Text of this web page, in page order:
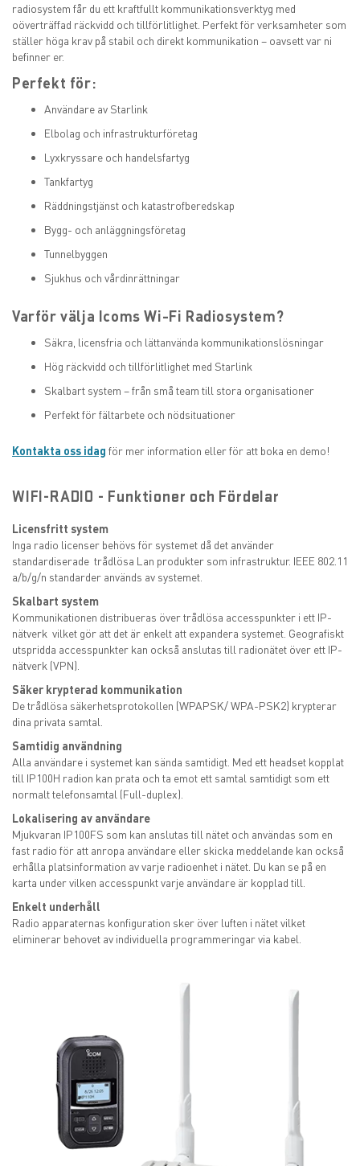
radiosystem får du ett kraftfullt kommunikationsverktyg med
oöverträffad räckvidd och tillförlitlighet. Perfekt för verksamheter som
ställer höga krav på stabil och direkt kommunikation – oavsett var ni
befinner er.
Perfekt för:
Användare av Starlink
Elbolag och infrastrukturföretag
Lyxkryssare och handelsfartyg
Tankfartyg
Räddningstjänst och katastrofberedskap
Bygg- och anläggningsföretag
Tunnelbyggen
Sjukhus och vårdinrättningar
Varför välja Icoms Wi-Fi Radiosystem?
Säkra, licensfria och lättanvända kommunikationslösningar
Hög räckvidd och tillförlitlighet med Starlink
Skalbart system – från små team till stora organisationer
Perfekt för fältarbete och nödsituationer
Kontakta oss idag för mer information eller för att boka en demo!
WIFI-RADIO - Funktioner och Fördelar
Licensfritt system
Inga radio licenser behövs för systemet då det använder
standardiserade trådlösa Lan produkter som infrastruktur. IEEE 802.11
a/b/g/n standarder används av systemet.
Skalbart system
Kommunikationen distribueras över trådlösa accesspunkter i ett IP-
nätverk vilket gör att det är enkelt att expandera systemet. Geografiskt
utspridda accesspunkter kan också anslutas till radionätet över ett IP-
nätverk (VPN).
Säker krypterad kommunikation
De trådlösa säkerhetsprotokollen (WPAPSK/ WPA-PSK2) krypterar
dina privata samtal.
Samtidig användning
Alla användare i systemet kan sända samtidigt. Med ett headset kopplat
till IP100H radion kan prata och ta emot ett samtal samtidigt som ett
normalt telefonsamtal (Full-duplex).
Lokalisering av användare
Mjukvaran IP100FS som kan anslutas till nätet och användas som en
fast radio för att anropa användare eller skicka meddelande kan också
erhålla platsinformation av varje radioenhet i nätet. Du kan se på en
karta under vilken accesspunkt varje användare är kopplad till.
Enkelt underhåll
Radio apparaternas konfiguration sker över luften i nätet vilket
eliminerar behovet av individuella programmeringar via kabel.